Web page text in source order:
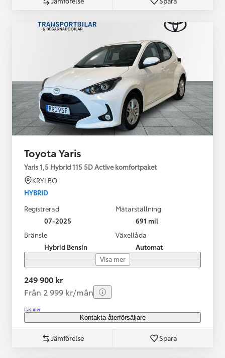
Toyota Yaris
Yaris 1,5 Hybrid 115 5D Active komfortpaket
KRYLBO
HYBRID
Registrerad
07-2025
Mätarställning
691 mil
Bränsle
Hybrid Bensin
Växellåda
Automat
Visa mer
249 900 kr
Från 2 999 kr/mån
Läs mer
Kontakta återförsäljare
Jämförelse Spara